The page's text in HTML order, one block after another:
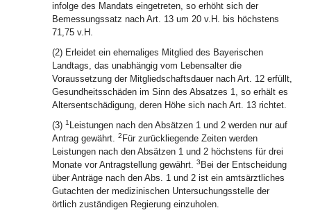
infolge des Mandats eingetreten, so erhöht sich der
Bemessungssatz nach Art. 13 um 20 v.H. bis höchstens
71,75 v.H.
(2) Erleidet ein ehemaliges Mitglied des Bayerischen
Landtags, das unabhängig vom Lebensalter die
Voraussetzung der Mitgliedschaftsdauer nach Art. 12 erfüllt,
Gesundheitsschäden im Sinn des Absatzes 1, so erhält es
Altersentschädigung, deren Höhe sich nach Art. 13 richtet.
(3) 1 Leistungen nach den Absätzen 1 und 2 werden nur auf
Antrag gewährt. 2 Für zurückliegende Zeiten werden
Leistungen nach den Absätzen 1 und 2 höchstens für drei
Monate vor Antragstellung gewährt. 3 Bei der Entscheidung
über Anträge nach den Abs. 1 und 2 ist ein amtsärztliches
Gutachten der medizinischen Untersuchungsstelle der
örtlich zuständigen Regierung einzuholen.